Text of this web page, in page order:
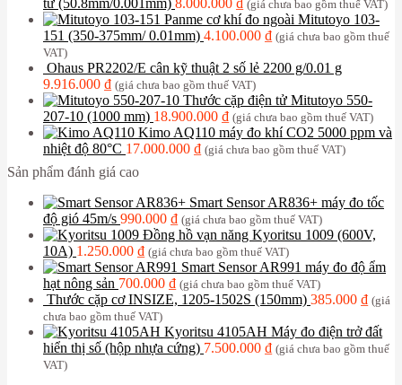
tử (50.8mm/0.001mm) 8.000.000 ₫ (giá chưa bao gồm thuế VAT)
Panme cơ khí đo ngoài Mitutoyo 103-
151 (350-375mm/ 0.01mm) 4.100.000 ₫ (giá chưa bao gồm thuế
VAT)
Ohaus PR2202/E cân kỹ thuật 2 số lẻ 2200 g/0.01 g
9.916.000 ₫ (giá chưa bao gồm thuế VAT)
Thước cặp điện tử Mitutoyo 550-
207-10 (1000 mm) 18.900.000 ₫ (giá chưa bao gồm thuế VAT)
Kimo AQ110 máy đo khí CO2 5000 ppm và
nhiệt độ 80°C 17.000.000 ₫ (giá chưa bao gồm thuế VAT)
Sản phẩm đánh giá cao
Smart Sensor AR836+ máy đo tốc
độ gió 45m/s 990.000 ₫ (giá chưa bao gồm thuế VAT)
Đồng hồ vạn năng Kyoritsu 1009 (600V,
10A) 1.250.000 ₫ (giá chưa bao gồm thuế VAT)
Smart Sensor AR991 máy đo độ ẩm
hạt nông sản 700.000 ₫ (giá chưa bao gồm thuế VAT)
Thước cặp cơ INSIZE, 1205-1502S (150mm) 385.000 ₫ (giá
chưa bao gồm thuế VAT)
Kyoritsu 4105AH Máy đo điện trở đất
hiển thị số (hộp nhựa cứng) 7.500.000 ₫ (giá chưa bao gồm thuế
VAT)